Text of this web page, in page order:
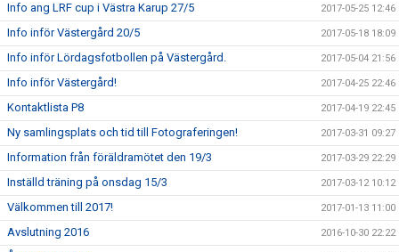
Info ang LRF cup i Västra Karup 27/5 2017-05-25 12:46
Info inför Västergård 20/5 2017-05-18 18:09
Info inför Lördagsfotbollen på Västergård. 2017-05-04 21:56
Info inför Västergård! 2017-04-25 22:46
Kontaktlista P8 2017-04-19 22:45
Ny samlingsplats och tid till Fotograferingen! 2017-03-31 09:27
Information från föräldramötet den 19/3 2017-03-29 22:29
Inställd träning på onsdag 15/3 2017-03-12 10:12
Välkommen till 2017! 2017-01-13 11:00
Avslutning 2016 2016-10-30 22:22